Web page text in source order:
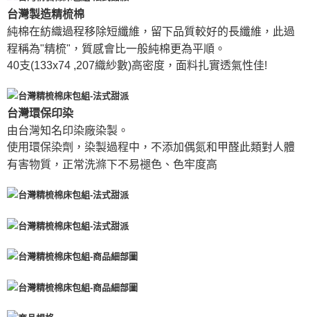
台灣製造精梳棉
純棉在紡織過程移除短纖維，留下品質較好的長纖維，此過
程稱為"精梳"，質感會比一般純棉更為平順。
40支(133x74 ,207織紗數)高密度，面料扎實透氣性佳!
台灣環保印染
由台灣知名印染廠染製。
使用環保染劑，染製過程中，不添加偶氮和甲醛此類對人體
有害物質，正常洗滌下不易褪色、色牢度高